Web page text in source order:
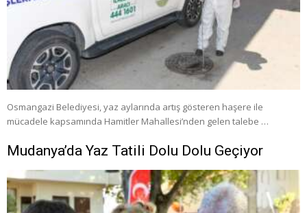
Osmangazi Belediyesi, yaz aylarında artış gösteren haşere ile
mücadele kapsamında Hamitler Mahallesi’nden gelen talebe …
Mudanya’da Yaz Tatili Dolu Dolu Geçiyor